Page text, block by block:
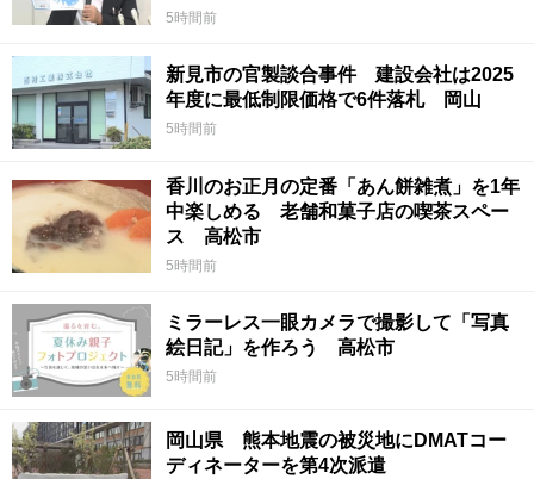
5時間前
新見市の官製談合事件 建設会社は2025
年度に最低制限価格で6件落札 岡山
5時間前
香川のお正月の定番「あん餅雑煮」を1年
中楽しめる 老舗和菓子店の喫茶スペー
ス 高松市
5時間前
ミラーレス一眼カメラで撮影して「写真
絵日記」を作ろう 高松市
5時間前
岡山県 熊本地震の被災地にDMATコー
ディネーターを第4次派遣